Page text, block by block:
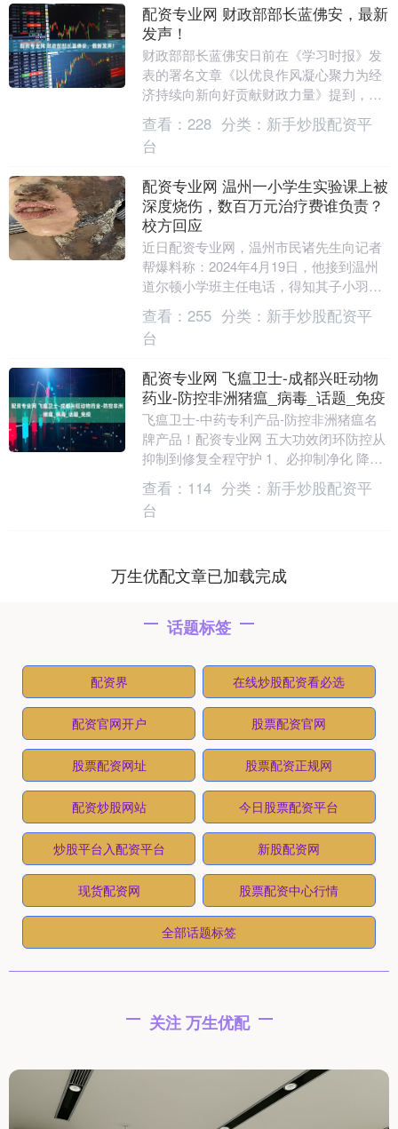
配资专业网 财政部部长蓝佛安，最新
发声！
财政部部长蓝佛安日前在《学习时报》发
表的署名文章《以优良作风凝心聚力为经
济持续向新向好贡献财政力量》提到，用
好用足更加积极的财政政策配资专业网，
加大财政逆周期调....
查看： 228 分类： 新手炒股配资平
台
配资专业网 温州一小学生实验课上被
深度烧伤，数百万元治疗费谁负责？
校方回应
近日配资专业网，温州市民诸先生向记者
帮爆料称：2024年4月19日，他接到温州
道尔顿小学班主任电话，得知其子小羽在
当日上午的科学实验课上，被燃烧的酒精
灯泼洒，造....
查看： 255 分类： 新手炒股配资平
台
配资专业网 飞瘟卫士-成都兴旺动物
药业-防控非洲猪瘟_病毒_话题_免疫
飞瘟卫士-中药专利产品-防控非洲猪瘟名
牌产品！配资专业网 五大功效闭环防控从
抑制到修复全程守护 1、必抑制净化 降低
囊膜病毒载量 2、抑制感染 避免病毒入侵
感染....
查看： 114 分类： 新手炒股配资平
台
万生优配文章已加载完成
话题标签
配资界 在线炒股配资看必选
配资官网开户 股票配资官网
股票配资网址 股票配资正规网
配资炒股网站 今日股票配资平台
炒股平台入配资平台 新股配资网
现货配资网 股票配资中心行情
全部话题标签
关注 万生优配